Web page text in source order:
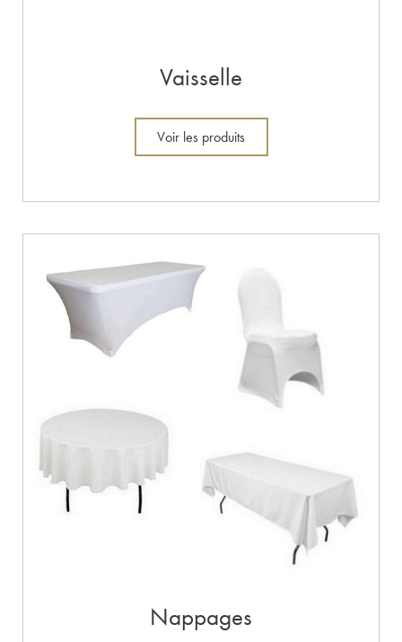
Vaisselle
Voir les produits
Nappages